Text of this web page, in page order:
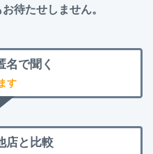
待たせしません。
名で聞く
す
店と比較